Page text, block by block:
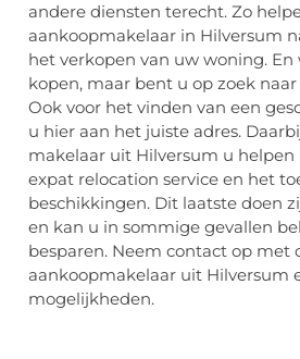
andere diensten terecht. Zo
aankoopmakelaar in Hilversum
het verkopen van uw woning.
kopen, maar bent u op zoek
Ook voor het vinden van een
u hier aan het juiste adres.
makelaar uit Hilversum u helpen
expat relocation service en het
beschikkingen. Dit laatste doen
en kan u in sommige gevallen
besparen. Neem contact op met
aankoopmakelaar uit Hilversum
mogelijkheden.